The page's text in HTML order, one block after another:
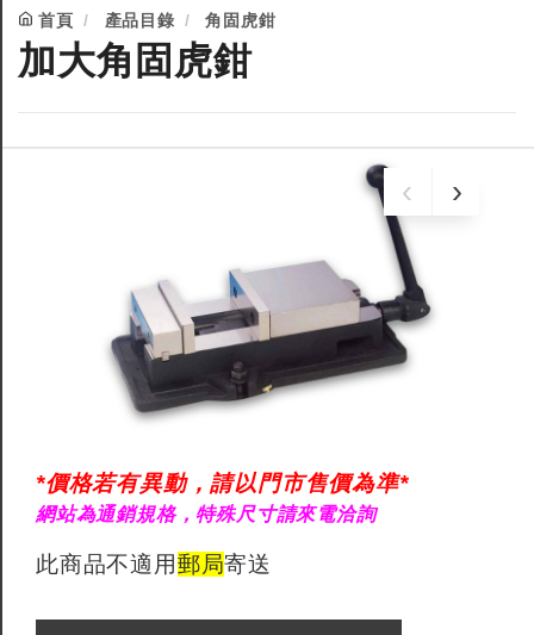
首頁 產品目錄 角固虎鉗
加大角固虎鉗
*價格若有異動，請以門市售價為準*
網站為通銷規格，特殊尺寸請來電洽詢
此商品不適用郵局寄送